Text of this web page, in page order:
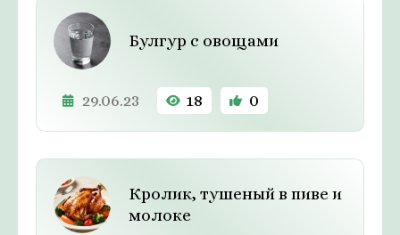
Булгур с овощами
29.06.23 18 0
Кролик, тушеный в пиве и
молоке